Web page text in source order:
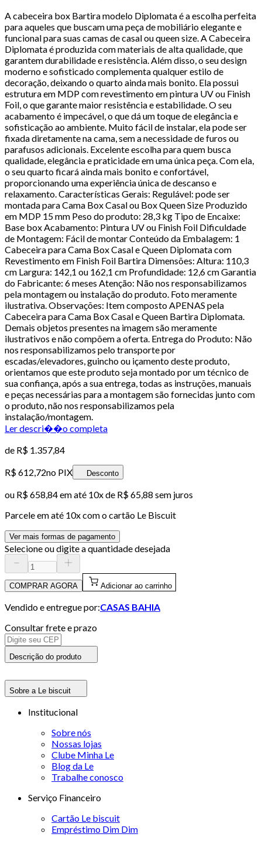
A cabeceira box Bartira modelo Diplomata é a escolha perfeita
para aqueles que buscam uma peça de mobiliário elegante e
funcional para suas camas de casal ou queen size. A Cabeceira
Diplomata é produzida com materiais de alta qualidade, que
garantem durabilidade e resistência. Além disso, o seu design
moderno e sofisticado complementa qualquer estilo de
decoração, deixando o quarto ainda mais bonito. Ela possui
estrutura em MDP com revestimento em pintura UV ou Finish
Foil, o que garante maior resistência e estabilidade. O seu
acabamento é impecável, o que dá um toque de elegância e
sofisticação ao ambiente. Muito fácil de instalar, ela pode ser
fixada diretamente na cama, sem a necessidade de furos ou
parafusos adicionais. Excelente escolha para quem busca
qualidade, elegância e praticidade em uma única peça. Com ela,
o seu quarto ficará ainda mais bonito e confortável,
proporcionando uma experiência única de descanso e
relaxamento. Características Gerais: Regulável: pode ser
montada para Cama Box Casal ou Box Queen Size Produzido
em MDP 15 mm Peso do produto: 28,3 kg Tipo de Encaixe:
Base box Acabamento: Pintura UV ou Finish Foil Dificuldade
de Montagem: Fácil de montar Conteúdo da Embalagem: 1
Cabeceira para Cama Box Casal e Queen Diplomata com
Revestimento em Finish Foil Bartira Dimensões: Altura: 110,3
cm Largura: 142,1 ou 162,1 cm Profundidade: 12,6 cm Garantia
do Fabricante: 6 meses Atenção: Não nos responsabilizamos
pela montagem ou instalação do produto. Foto meramente
ilustrativa. Observações: Item composto APENAS pela
Cabeceira para Cama Box Casal e Queen Bartira Diplomata.
Demais objetos presentes na imagem são meramente
ilustrativos e não compõem a oferta. Entrega do Produto: Não
nos responsabilizamos pelo transporte por
escadas/elevadores, guincho ou içamento deste produto,
orientamos que este produto seja montado por um técnico de
sua confiança, após a sua entrega, todas as instruções, manuais
e peças necessárias para a montagem são fornecidas junto com
o produto, não nos responsabilizamos pela
instalação/montagem.
Ler descri��o completa
de R$ 1.357,84
R$ 612,72no PIX Desconto
ou R$ 658,84em até 10x de R$ 65,88 sem juros
Parcele em até 10x com o cartão Le Biscuit
Ver mais formas de pagamento
Selecione ou digite a quantidade desejada
COMPRAR AGORA Adicionar ao carrinho
Vendido e entregue por:CASAS BAHIA
Consultar frete e prazo
Descrição do produto
Sobre a Le biscuit
Institucional
Sobre nós
Nossas lojas
Clube Minha Le
Blog da Le
Trabalhe conosco
Serviço Financeiro
Cartão Le biscuit
Empréstimo Dim Dim